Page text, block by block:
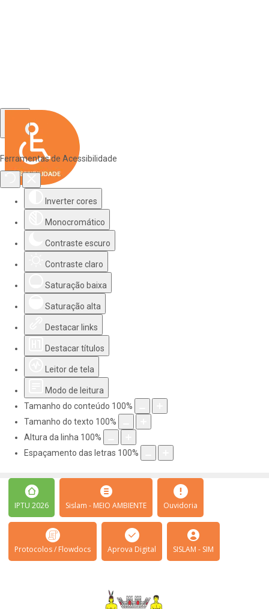
Ferramentas de Acessibilidade
Inverter cores
Monocromático
Contraste escuro
Contraste claro
Saturação baixa
Saturação alta
Destacar links
Destacar títulos
Leitor de tela
Modo de leitura
Tamanho do conteúdo 100%
Tamanho do texto 100%
Altura da linha 100%
Espaçamento das letras 100%
IPTU 2026 Sislam - MEIO AMBIENTE Ouvidoria
Protocolos / Flowdocs Aprova Digital SISLAM - SIM